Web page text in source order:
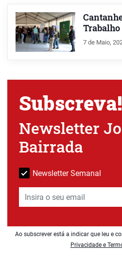
Trabalho
7 de Maio,
Subscreva!
Newsletter
Bairrada
Newsletter Semanal
Ao subscrever está a indicar que leu e
Privacidade e